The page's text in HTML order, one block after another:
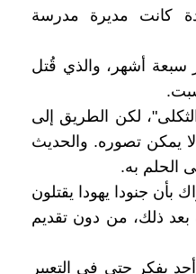
كانت مديرة مدرسة
سبعة أشهر، والذي قُتل
لكن الطريق إلى
يمكن تصوره. والحديث
الحلم به.
بأن جنودا يهودا يقتلون
بعد ذلك، من دون تقديم
يفكر حتى في التعبير